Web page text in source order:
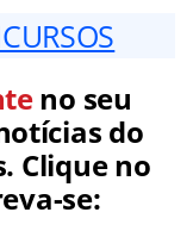
no seu
do
Clique no
se: